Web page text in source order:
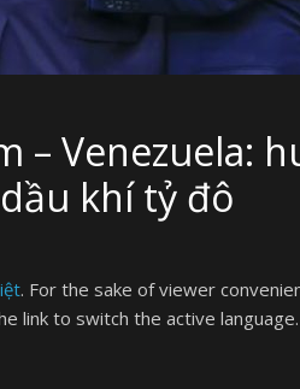
– Venezuela:
khí tỷ đô
. For the sake of viewer
link to switch the active language.